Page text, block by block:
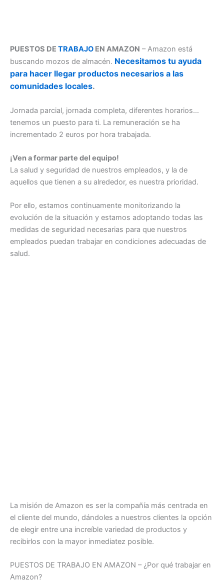
PUESTOS DE TRABAJO EN AMAZON – Amazon está
buscando mozos de almacén. Necesitamos tu ayuda
para hacer llegar productos necesarios a las
comunidades locales.
Jornada parcial, jornada completa, diferentes horarios…
tenemos un puesto para ti. La remuneración se ha
incrementado 2 euros por hora trabajada.
¡Ven a formar parte del equipo!
La salud y seguridad de nuestros empleados, y la de
aquellos que tienen a su alrededor, es nuestra prioridad.
Por ello, estamos continuamente monitorizando la
evolución de la situación y estamos adoptando todas las
medidas de seguridad necesarias para que nuestros
empleados puedan trabajar en condiciones adecuadas de
salud.
La misión de Amazon es ser la compañía más centrada en
el cliente del mundo, dándoles a nuestros clientes la opción
de elegir entre una increíble variedad de productos y
recibirlos con la mayor inmediatez posible.
PUESTOS DE TRABAJO EN AMAZON – ¿Por qué trabajar en
Amazon?